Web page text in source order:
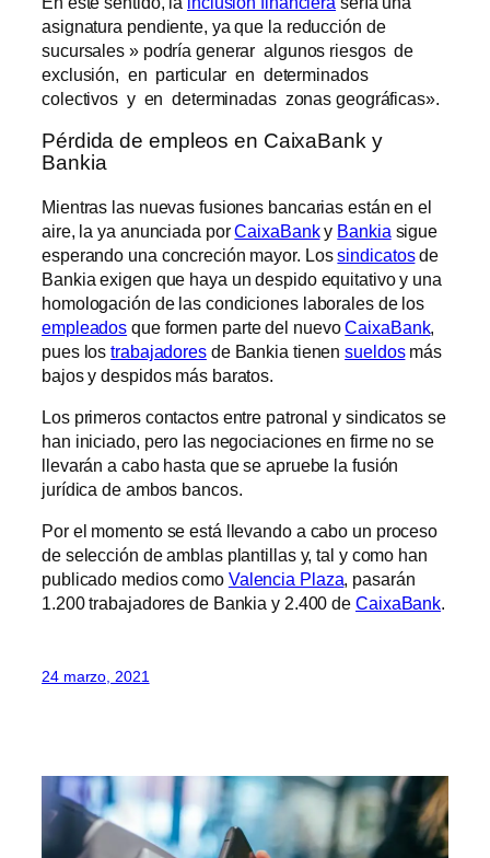
asignatura pendiente, ya que la reducción de
sucursales » podría generar algunos riesgos de
exclusión, en particular en determinados
colectivos y en determinadas zonas geográficas».
Pérdida de empleos en CaixaBank y
Bankia
Mientras las nuevas fusiones bancarias están en el
aire, la ya anunciada porCaixaBanky Bankia sigue
esperando una concreción mayor. Lossindicatosde
Bankia exigen que haya un despido equitativo y una
homologación de las condiciones laborales de los
empleados que formen parte del nuevoCaixaBank,
pues lostrabajadoresde Bankia tienensueldosmás
bajos y despidos más baratos.
Los primeros contactos entre patronal y sindicatos se
han iniciado, pero las negociaciones en firme no se
llevarán a cabo hasta que se apruebe la fusión
jurídica de ambos bancos.
Por el momento se está llevando a cabo un proceso
de selección de amblas plantillas y, tal y como han
publicado medios como Valencia Plaza, pasarán
1.200 trabajadores de Bankia y 2.400 de CaixaBank.
24 marzo, 2021